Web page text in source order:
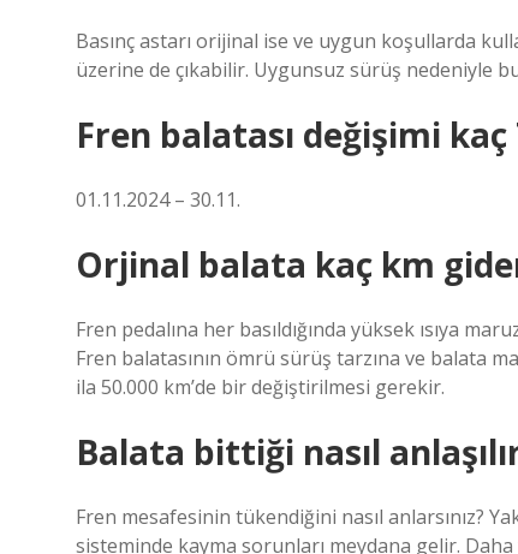
Basınç astarı orijinal ise ve uygun koşullarda
üzerine de çıkabilir. Uygunsuz sürüş nedeniyle
Fren balatası değişimi kaç
01.11.2024 – 30.11.
Orjinal balata kaç km
Fren pedalına her basıldığında yüksek ısıya
Fren balatasının ömrü sürüş tarzına ve balata
ila 50.000 km’de bir değiştirilmesi gerekir.
Balata bittiği nasıl
Fren mesafesinin tükendiğini nasıl anlarsınız?
sisteminde kayma sorunları meydana gelir.